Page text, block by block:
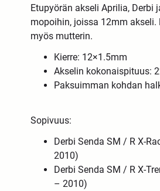
Etupyörän akseli Aprilia, Derbi
mopoihin, joissa 12mm akseli.
myös mutterin.
Kierre: 12×1.5mm
Akselin kokonaispituus:
Paksuimman kohdan
Sopivuus:
Derbi Senda SM / R X-
2010)
Derbi Senda SM / R X-
– 2010)